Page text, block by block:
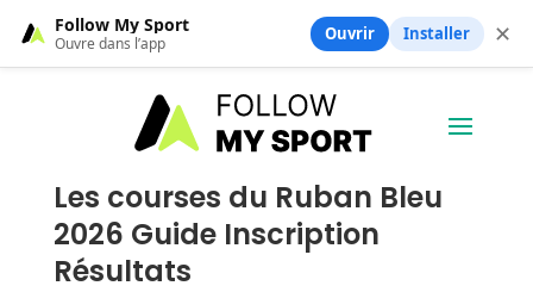
Les courses du Ruban Bleu
2026 Guide Inscription
Résultats
Follow My Sport
Ouvre dans l’app Ouvrir Installer ✕